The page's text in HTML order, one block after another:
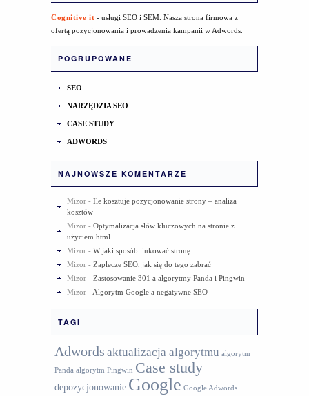
Cognitive it - usługi SEO i SEM. Nasza strona firmowa z
ofertą pozycjonowania i prowadzenia kampanii w Adwords.
POGRUPOWANE
SEO
NARZĘDZIA SEO
CASE STUDY
ADWORDS
NAJNOWSZE KOMENTARZE
Mizor - Ile kosztuje pozycjonowanie strony – analiza
kosztów
Mizor - Optymalizacja słów kluczowych na stronie z
użyciem html
Mizor - W jaki sposób linkować stronę
Mizor - Zaplecze SEO, jak się do tego zabrać
Mizor - Zastosowanie 301 a algorytmy Panda i Pingwin
Mizor - Algorytm Google a negatywne SEO
TAGI
Adwords aktualizacja algorytmu algorytm
Panda algorytm Pingwin Case study
depozycjonowanie Google Google Adwords